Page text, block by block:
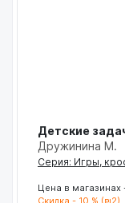
Детские
Дружинина М.
Серия: Игры,
Цена в магазинах
Скидка - 10 % (₪2)